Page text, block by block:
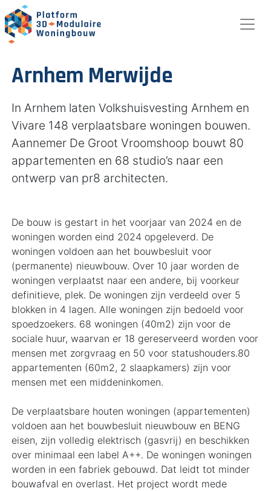
Arnhem Merwijde
In Arnhem laten Volkshuisvesting Arnhem en
Vivare 148 verplaatsbare woningen bouwen.
Aannemer De Groot Vroomshoop bouwt 80
appartementen en 68 studio’s naar een
ontwerp van pr8 architecten.
De bouw is gestart in het voorjaar van 2024 en de
woningen worden eind 2024 opgeleverd. De
woningen voldoen aan het bouwbesluit voor
(permanente) nieuwbouw. Over 10 jaar worden de
woningen verplaatst naar een andere, bij voorkeur
definitieve, plek. De woningen zijn verdeeld over 5
blokken in 4 lagen. Alle woningen zijn bedoeld voor
spoedzoekers. 68 woningen (40m2) zijn voor de
sociale huur, waarvan er 18 gereserveerd worden voor
mensen met zorgvraag en 50 voor statushouders.80
appartementen (60m2, 2 slaapkamers) zijn voor
mensen met een middeninkomen.
De verplaatsbare houten woningen (appartementen)
voldoen aan het bouwbesluit nieuwbouw en BENG
eisen, zijn volledig elektrisch (gasvrij) en beschikken
over minimaal een label A++. De woningen woningen
worden in een fabriek gebouwd. Dat leidt tot minder
bouwafval en overlast. Het project wordt mede